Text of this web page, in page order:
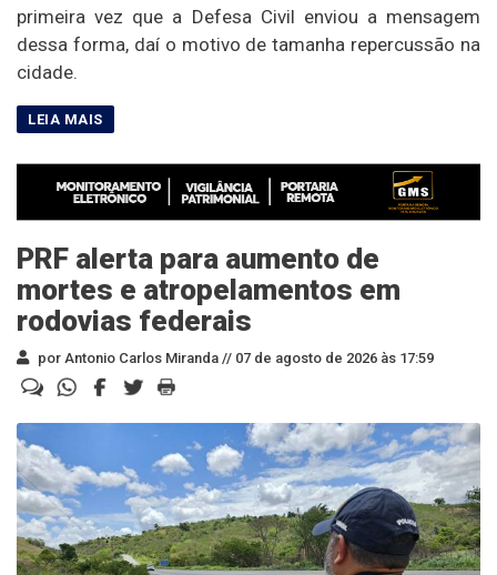
primeira vez que a Defesa Civil enviou a mensagem
dessa forma, daí o motivo de tamanha repercussão na
cidade.
PRF alerta para aumento de
mortes e atropelamentos em
rodovias federais
por Antonio Carlos Miranda // 07 de agosto de 2026 às 17:59